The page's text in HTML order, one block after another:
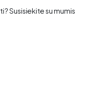
Susisiekite su mumis